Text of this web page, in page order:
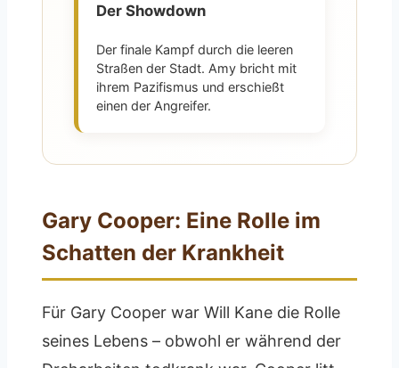
Der Showdown
Der finale Kampf durch die leeren
Straßen der Stadt. Amy bricht mit
ihrem Pazifismus und erschießt
einen der Angreifer.
Gary Cooper: Eine Rolle im
Schatten der Krankheit
Für Gary Cooper war Will Kane die Rolle
seines Lebens – obwohl er während der